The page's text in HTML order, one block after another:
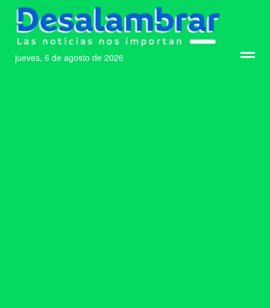
jueves, 6 de agosto de 2026